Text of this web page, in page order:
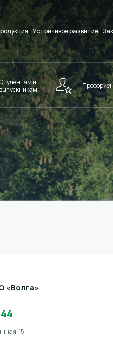
Устойчивое развитие
и
«Волга»
15